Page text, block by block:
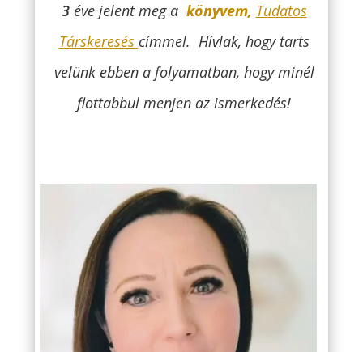
3éve jelent meg a könyvem, Tudatos
Társkeresés címmel. Hívlak, hogy tarts
velünk ebben a folyamatban, hogy minél
flottabbul menjen az ismerkedés!